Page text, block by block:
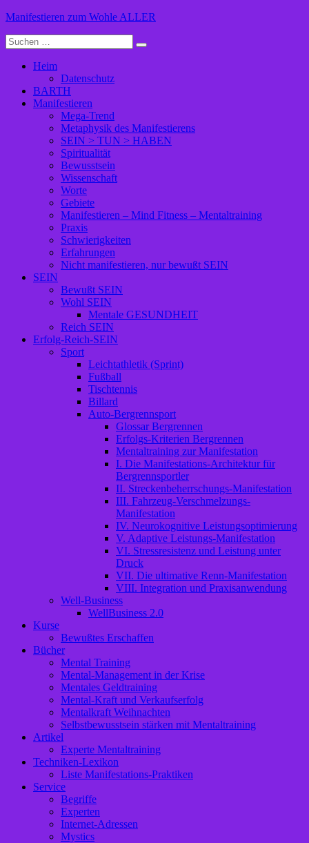
Zum
springen
Manifestieren zum Wohle ALLER
Suche
nach:
Heim
Datenschutz
BARTH
Manifestieren
Mega-Trend
Metaphysik des Manifestierens
SEIN > TUN > HABEN
Spiritualität
Bewusstsein
Wissenschaft
Worte
Gebiete
Manifestieren – Mind Fitness – Mentaltraining
Praxis
Schwierigkeiten
Erfahrungen
Nicht manifestieren, nur bewußt SEIN
SEIN
Bewußt SEIN
Wohl SEIN
Mentale GESUNDHEIT
Reich SEIN
Erfolg-Reich-SEIN
Sport
Leichtathletik (Sprint)
Fußball
Tischtennis
Billard
Auto-Bergrennsport
Glossar Bergrennen
Erfolgs-Kriterien Bergrennen
Mentaltraining zur Manifestation
I. Die Manifestations-Architektur für
Bergrennsportler
II. Streckenbeherrschungs-Manifestation
III. Fahrzeug-Verschmelzungs-
Manifestation
IV. Neurokognitive Leistungsoptimierung
V. Adaptive Leistungs-Manifestation
VI. Stressresistenz und Leistung unter
Druck
VII. Die ultimative Renn-Manifestation
VIII. Integration und Praxisanwendung
Well-Business
WellBusiness 2.0
Kurse
Bewußtes Erschaffen
Bücher
Mental Training
Mental-Management in der Krise
Mentales Geldtraining
Mental-Kraft und Verkaufserfolg
Mentalkraft Weihnachten
Selbstbewusstsein stärken mit Mentaltraining
Artikel
Experte Mentaltraining
Techniken-Lexikon
Liste Manifestations-Praktiken
Service
Begriffe
Experten
Internet-Adressen
Mystics